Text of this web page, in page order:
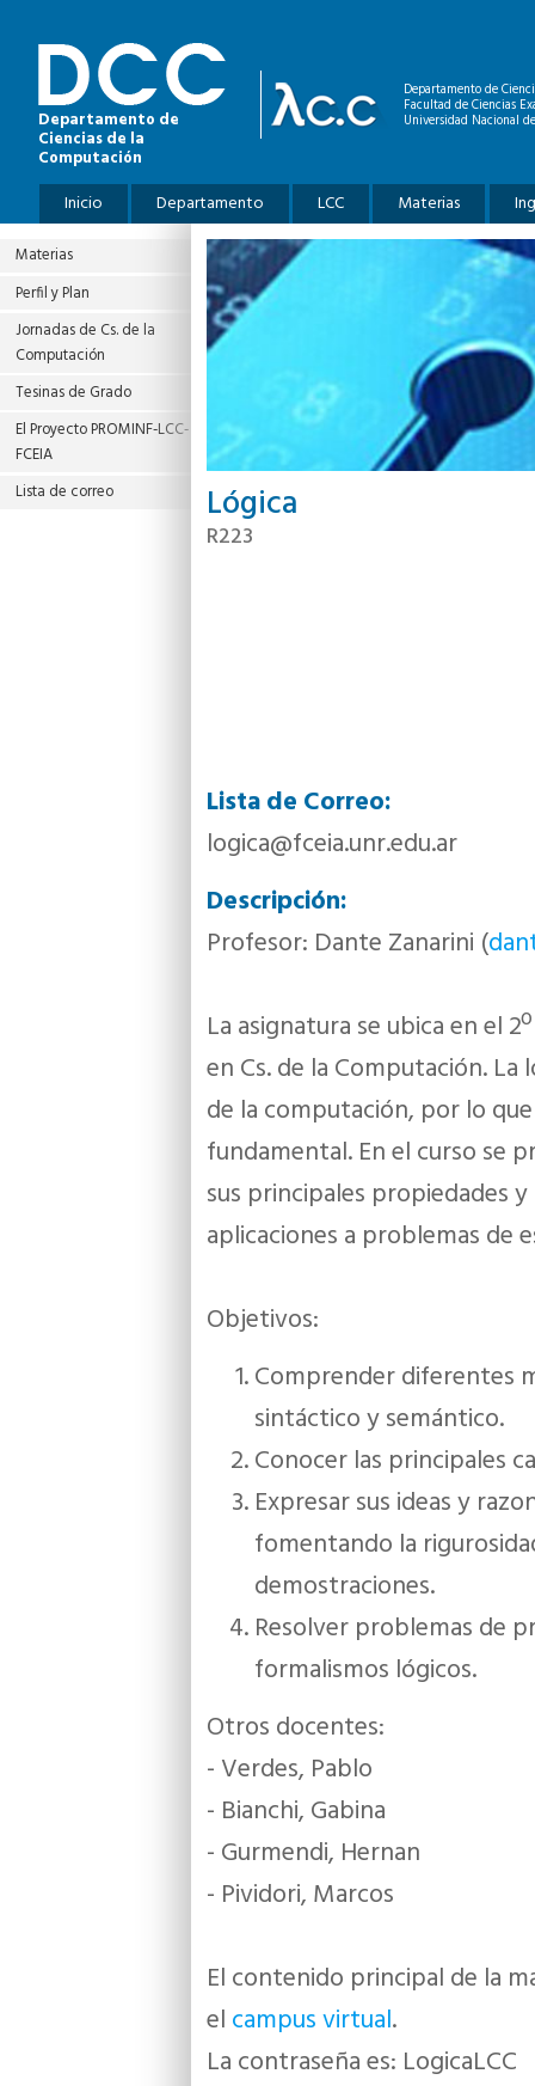
Departamento de
Ciencias de la
Computación
Departamento de
Facultad de Ciencias
Universidad Nacional
Menú principal
Inicio Departamento LCC Materias
Materias
Perfil y Plan
Jornadas de Cs. de la
Computación
Tesinas de Grado
El Proyecto PROMINF‐LCC‐
FCEIA
Lista de correo
Lógica
R223
Lista de Correo:
logica@fceia.unr.edu.ar
Descripción:
Profesor: Dante Zanarini (
La asignatura se ubica en el
en Cs. de la Computación. La
de la computación, por lo
fundamental. En el curso se
sus principales propiedades
aplicaciones a problemas de
Objetivos:
Comprender diferentes
sintáctico y semántico.
Conocer las principales
Expresar sus ideas y
fomentando la
demostraciones.
Resolver problemas de
formalismos lógicos.
Otros docentes:
- Verdes, Pablo
- Bianchi, Gabina
- Gurmendi, Hernan
- Pividori, Marcos
El contenido principal de la
el campus virtual.
La contraseña es: LogicaLCC